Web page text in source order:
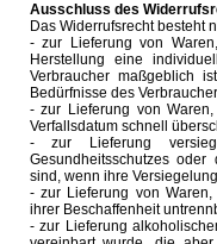
Ausschluss des
Das Widerrufsrecht besteht
- zur Lieferung von
Herstellung eine
Verbraucher maßgeblich
Bedürfnisse des
- zur Lieferung von
Verfallsdatum schnell
- zur Lieferung
Gesundheitsschutzes
sind, wenn ihre
- zur Lieferung von
ihrer Beschaffenheit
- zur Lieferung